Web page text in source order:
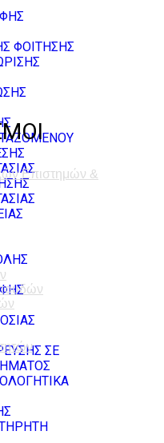
ΦΟΙΤΗΣΗΣ
ΣΕ
Επιστημών &